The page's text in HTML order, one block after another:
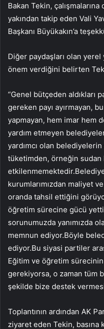
Bakan Tekin,
yakından takip eden Vali
Başkanı Büyükakın’a
Diğer paydaşları olan
önem verdiğini belirten
“Genel bütçeden aldıkları
gereken payı ayırmayan,
yapmayan, hem imar hem
yardım etmeyen
yardımcı olan
tüketimden, örneğin
kurumlarımızdan maliyet
oranda tahsil ettiğini
öğretim sürecine gücü
sorunumuzda yanımızda
memnun ediyor.Böyle
ediyor.Bu siyasi partiler
Eğitim ve öğretim
gerekiyorsa, o zaman tüm
şekilde bize destek
Toplantının ardından AK
ziyaret eden Tekin, basına